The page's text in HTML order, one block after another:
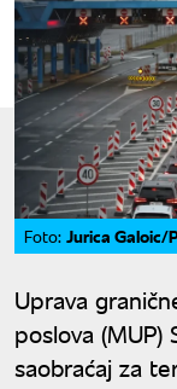
Foto: Jurica Galoic/
Uprava
poslova (MUP)
saobraćaj za